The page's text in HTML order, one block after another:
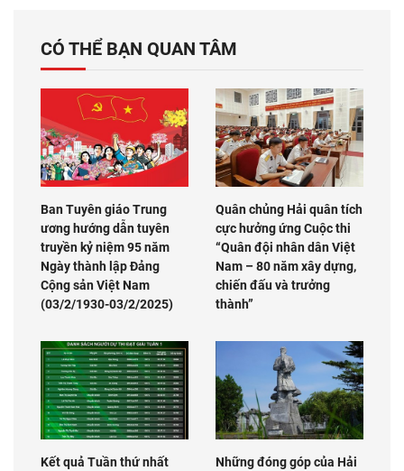
CÓ THỂ BẠN QUAN TÂM
Ban Tuyên giáo Trung
ương hướng dẫn tuyên
truyền kỷ niệm 95 năm
Ngày thành lập Đảng
Cộng sản Việt Nam
(03/2/1930-03/2/2025)
Quân chủng Hải quân tích
cực hưởng ứng Cuộc thi
“Quân đội nhân dân Việt
Nam – 80 năm xây dựng,
chiến đấu và trưởng
thành”
Kết quả Tuần thứ nhất
Những đóng góp của Hải